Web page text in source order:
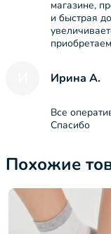
магазине,
и быстрая
Ирина А.
Все
Спасибо
Похожие